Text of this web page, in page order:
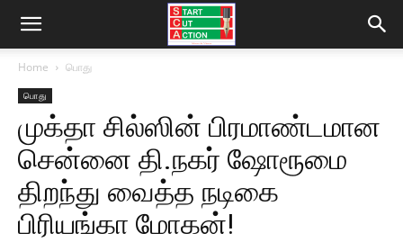
Home பொது
பொது
முக்தா சில்ஸின் பிரமாண்டமான
சென்னை தி.நகர் ஷோரூமை
திறந்து வைத்த நடிகை
பிரியங்கா மோகன்!